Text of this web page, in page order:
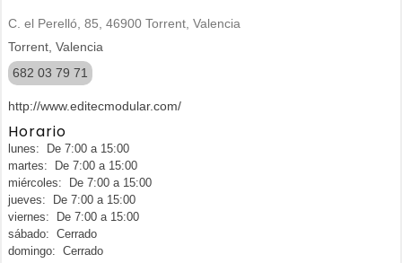
C. el Perelló, 85, 46900 Torrent, Valencia
Torrent, Valencia
682 03 79 71
http://www.editecmodular.com/
Horario
lunes: De 7:00 a 15:00
martes: De 7:00 a 15:00
miércoles: De 7:00 a 15:00
jueves: De 7:00 a 15:00
viernes: De 7:00 a 15:00
sábado: Cerrado
domingo: Cerrado